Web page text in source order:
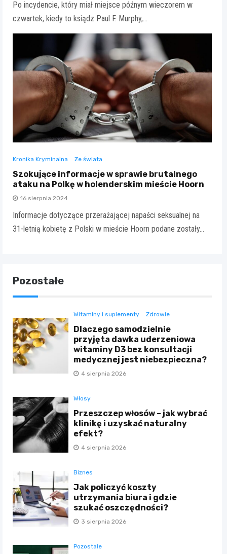
Po incydencie, który miał miejsce późnym wieczorem w
czwartek, kiedy to ksiądz Paul F. Murphy,…
Kronika Kryminalna Ze świata
Szokujące informacje w sprawie brutalnego
ataku na Polkę w holenderskim mieście Hoorn
16 sierpnia 2024
Informacje dotyczące przerażającej napaści seksualnej na
31-letnią kobietę z Polski w mieście Hoorn podane zostały…
Pozostałe
Witaminy i suplementy Zdrowie
Dlaczego samodzielnie
przyjęta dawka uderzeniowa
witaminy D3 bez konsultacji
medycznej jest niebezpieczna?
4 sierpnia 2026
Włosy
Przeszczep włosów – jak wybrać
klinikę i uzyskać naturalny
efekt?
4 sierpnia 2026
Biznes
Jak policzyć koszty
utrzymania biura i gdzie
szukać oszczędności?
3 sierpnia 2026
Pozostałe